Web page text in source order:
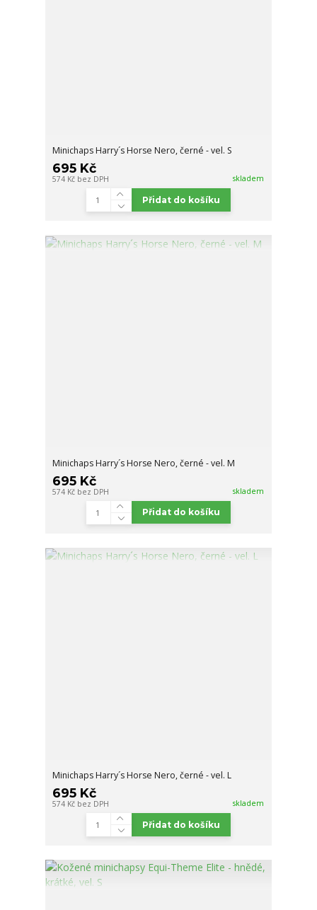
Minichaps Harry´s Horse Nero, černé - vel. S
695 Kč
574 Kč bez DPH skladem
Přidat do košíku
Minichaps Harry´s Horse Nero, černé - vel. M
695 Kč
574 Kč bez DPH skladem
Přidat do košíku
Minichaps Harry´s Horse Nero, černé - vel. L
695 Kč
574 Kč bez DPH skladem
Přidat do košíku